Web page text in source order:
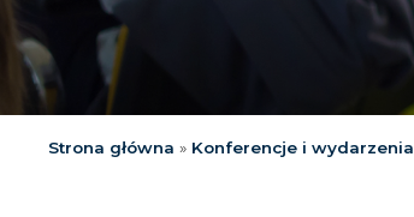
Strona główna » Konferencje i wydarzenia